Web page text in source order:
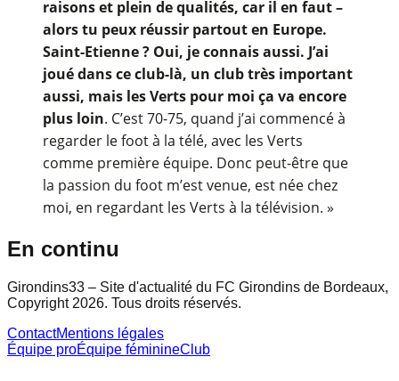
raisons et plein de qualités, car il en faut –
alors tu peux réussir partout en Europe.
Saint-Etienne ? Oui, je connais aussi. J’ai
joué dans ce club-là, un club très important
aussi, mais les Verts pour moi ça va encore
plus loin. C’est 70-75, quand j’ai commencé à
regarder le foot à la télé, avec les Verts
comme première équipe. Donc peut-être que
la passion du foot m’est venue, est née chez
moi, en regardant les Verts à la télévision. »
En continu
Girondins33 – Site d'actualité du FC Girondins de Bordeaux,
Copyright 2026. Tous droits réservés.
ContactMentions légales
Équipe proÉquipe féminineClub